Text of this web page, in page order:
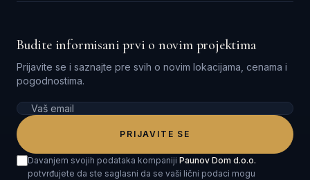
Budite informisani prvi o novim projektima
Prijavite se i saznajte pre svih o novim lokacijama, cenama i
pogodnostima.
PRIJAVITE SE
Davanjem svojih podataka kompaniji Paunov Dom d.o.o.
potvrđujete da ste saglasni da se vaši lični podaci mogu